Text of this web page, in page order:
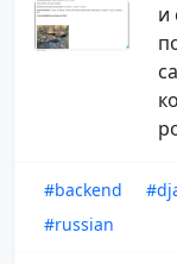
и
#backend
#russian